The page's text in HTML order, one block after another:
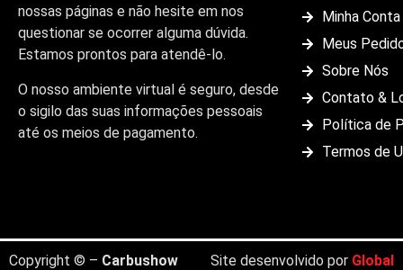
nossas páginas e não hesite em nos
questionar se ocorrer alguma dúvida.
Estamos prontos para atendê-lo.
O nosso ambiente virtual é seguro, desde
o sigilo das suas informações pessoais
até os meios de pagamento.
Minha Conta
Meus
Sobre Nós
Contato &
Política de
Termos de
Copyright © – Carbushow
Site desenvolvido por Global